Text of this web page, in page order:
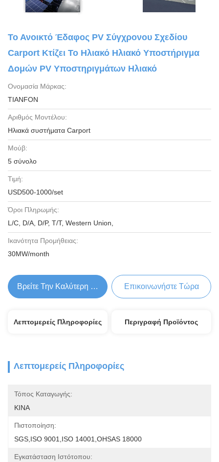
Το Ανοικτό Έδαφος PV Σύγχρονου Σχεδίου
Carport Κτίζει Το Ηλιακό Ηλιακό Υποστήριγμα
Δομών PV Υποστηριγμάτων Ηλιακό
Ονομασία Μάρκας:
TIANFON
Αριθμός Μοντέλου:
Ηλιακά συστήματα Carport
Μούβ:
5 σύνολο
Τιμή:
USD500-1000/set
Όροι Πληρωμής:
L/C, D/A, D/P, T/T, Western Union,
Ικανότητα Προμήθειας:
30MW/month
Βρείτε Την Καλύτερη Τιμή Επικοινωνήστε Τώρα
Λεπτομερείς Πληροφορίες Περιγραφή Προϊόντος
Λεπτομερείς Πληροφορίες
Τόπος Καταγωγής:
ΚΙΝΑ
Πιστοποίηση:
SGS,ISO 9001,ISO 14001,OHSAS 18000
Εγκατάσταση Ιστότοπου: